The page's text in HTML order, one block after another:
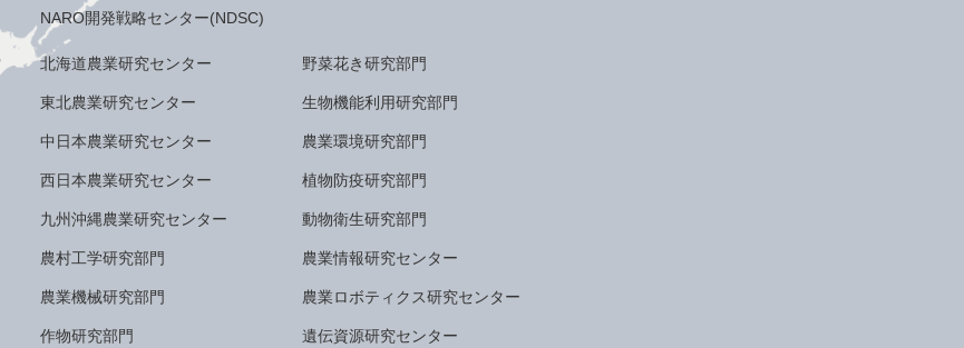
NARO開発戦略センター(NDSC)
北海道農業研究センター
東北農業研究センター
中日本農業研究センター
西日本農業研究センター
九州沖縄農業研究センター
農村工学研究部門
農業機械研究部門
作物研究部門
野菜花き研究部門
生物機能利用研究部門
農業環境研究部門
植物防疫研究部門
動物衛生研究部門
農業情報研究センター
農業ロボティクス研究センター
遺伝資源研究センター